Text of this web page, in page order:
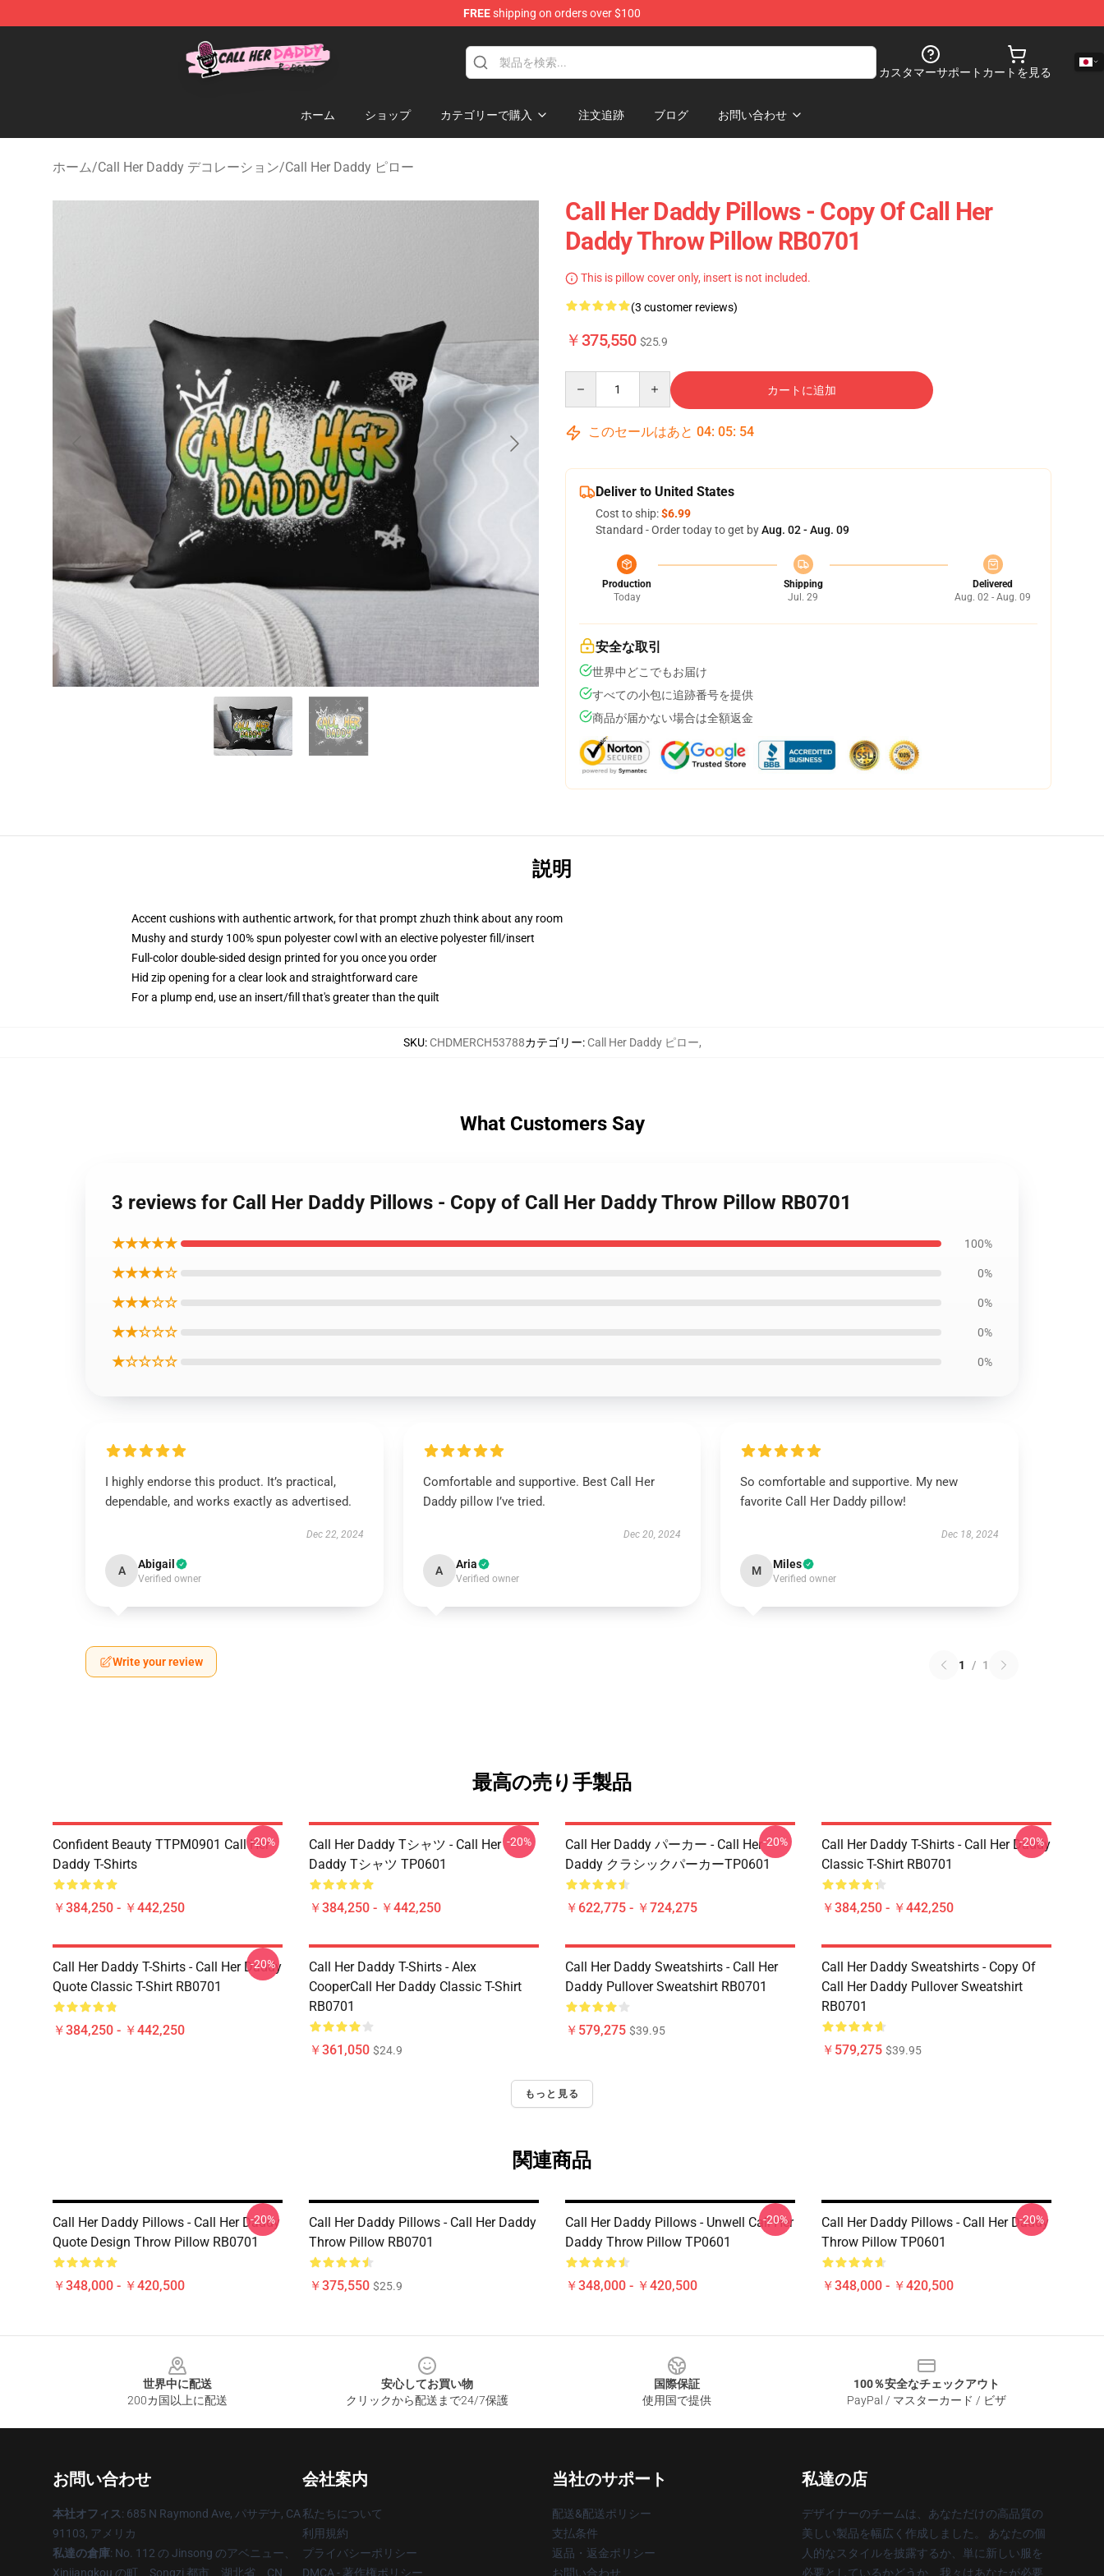
FREEshipping on orders over $100
Call Her Daddy Store - Official Call Her Daddy Merchandise Shop
カスタマーサポート カートを見る
ホーム ショップ カテゴリーで購入 注文追跡 ブログ お問い合わせ
ホーム/Call Her Daddy デコレーション/Call Her Daddy ピロー
Call Her Daddy Pillows - Copy Of Call Her
Daddy Throw Pillow RB0701
This is pillow cover only, insert is not included.
(3 customer reviews)
￥375,550 $25.9
カートに追加
このセールはあと 04: 05: 53
Deliver to United States
Cost to ship:$6.99
Standard - Order today to get byAug. 02 - Aug. 09
Production
Today
Shipping
Jul. 29
Delivered
Aug. 02 - Aug. 09
安全な取引
世界中どこでもお届け
すべての小包に追跡番号を提供
商品が届かない場合は全額返金
説明
Accent cushions with authentic artwork, for that prompt zhuzh think about any room
Mushy and sturdy 100% spun polyester cowl with an elective polyester fill/insert
Full-color double-sided design printed for you once you order
Hid zip opening for a clear look and straightforward care
For a plump end, use an insert/fill that's greater than the quilt
SKU: CHDMERCH53788カテゴリー: Call Her Daddy ピロー,
What Customers Say
3 reviews for Call Her Daddy Pillows - Copy of Call Her Daddy Throw Pillow RB0701
★★★★★ 100%
★★★★☆ 0%
★★★☆☆ 0%
★★☆☆☆ 0%
★☆☆☆☆ 0%
I highly endorse this product. It’s practical,
dependable, and works exactly as advertised.
Dec 22, 2024
A Abigail
Verified owner
Comfortable and supportive. Best Call Her
Daddy pillow I’ve tried.
Dec 20, 2024
A Aria
Verified owner
So comfortable and supportive. My new
favorite Call Her Daddy pillow!
Dec 18, 2024
M Miles
Verified owner
Write your review 1 / 1
最高の売り手製品
Confident Beauty TTPM0901 Call Her
Daddy T-Shirts
￥384,250 - ￥442,250
-20%
Call Her Daddy Tシャツ - Call Her
Daddy Tシャツ TP0601
￥384,250 - ￥442,250
-20%
Call Her Daddy パーカー - Call Her
Daddy クラシックパーカーTP0601
￥622,775 - ￥724,275
-20%
Call Her Daddy T-Shirts - Call Her Daddy
Classic T-Shirt RB0701
￥384,250 - ￥442,250
-20%
Call Her Daddy T-Shirts - Call Her Daddy
Quote Classic T-Shirt RB0701
￥384,250 - ￥442,250
-20%
Call Her Daddy T-Shirts - Alex
CooperCall Her Daddy Classic T-Shirt
RB0701
￥361,050 $24.9
Call Her Daddy Sweatshirts - Call Her
Daddy Pullover Sweatshirt RB0701
￥579,275 $39.95
Call Her Daddy Sweatshirts - Copy Of
Call Her Daddy Pullover Sweatshirt
RB0701
￥579,275 $39.95
もっと見る
関連商品
Call Her Daddy Pillows - Call Her Daddy
Quote Design Throw Pillow RB0701
￥348,000 - ￥420,500
-20%
Call Her Daddy Pillows - Call Her Daddy
Throw Pillow RB0701
￥375,550 $25.9
Call Her Daddy Pillows - Unwell Call Her
Daddy Throw Pillow TP0601
￥348,000 - ￥420,500
-20%
Call Her Daddy Pillows - Call Her Daddy
Throw Pillow TP0601
￥348,000 - ￥420,500
-20%
世界中に配送
200カ国以上に配送
安心してお買い物
クリックから配送まで24/7保護
国際保証
使用国で提供
100％安全なチェックアウト
PayPal / マスターカード / ビザ
お問い合わせ
本社オフィス: 685 N Raymond Ave, パサデナ, CA
91103, アメリカ
私達の倉庫: No. 112 の Jinsong のアベニュー、
Xinjiangkou の町、Songzi 都市、湖北省、CN
会社案内
私たちについて
利用規約
プライバシーポリシー
DMCA - 著作権ポリシー
当社のサポート
配送&配送ポリシー
支払条件
返品・返金ポリシー
お問い合わせ
私達の店
デザイナーのチームは、あなただけの高品質の
美しい製品を幅広く作成しました。 あなたの個
人的なスタイルを披露するか、単に新しい服を
必要としているかどうか、我々はあなたが必要